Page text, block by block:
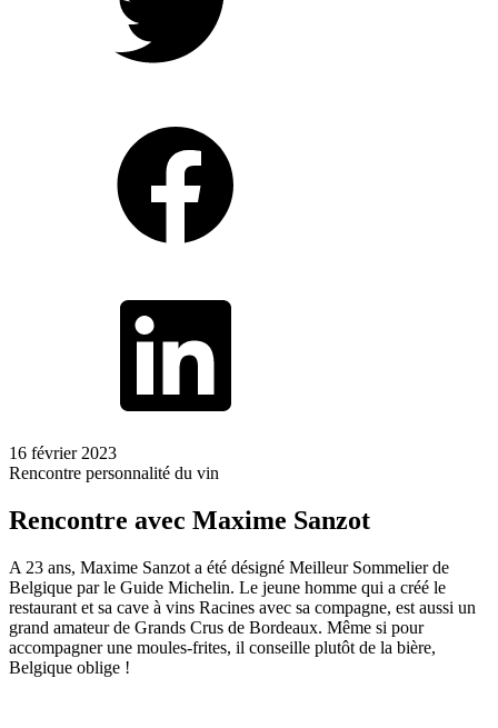
16 février 2023
Rencontre personnalité du vin
Rencontre avec Maxime Sanzot
A 23 ans, Maxime Sanzot a été désigné Meilleur Sommelier de
Belgique par le Guide Michelin. Le jeune homme qui a créé le
restaurant et sa cave à vins Racines avec sa compagne, est aussi un
grand amateur de Grands Crus de Bordeaux. Même si pour
accompagner une moules-frites, il conseille plutôt de la bière,
Belgique oblige !